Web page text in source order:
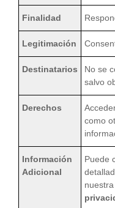
Finalidad
Legitimación
Destinatarios
No se
salvo
Derechos
como
Información
Adicional
Puede